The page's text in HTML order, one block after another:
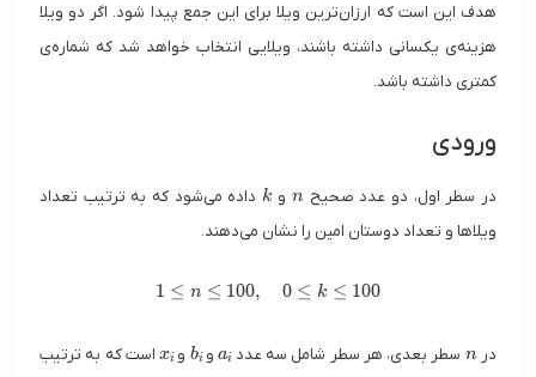
هدف این است که ارزان‌ترین ویلا برای این جمع پیدا شود. اگر دو ویلا
هزینه‌ی یکسانی داشته باشند، ویلایی انتخاب خواهد شد که شماره‌ی
کمتری داشته باشد.
ورودی
در سطر اول، دو عدد صحیح
n
n وk
kداده می‌شود که به ترتیب تعداد
ویلاها و تعداد دوستان امین را نشان می‌دهند.
1 \leq n \leq 100, \quad 0 \leq k \leq 100
1 ≤ n ≤ 100, 0 ≤ k ≤ 100
در
n
n سطر بعدی، هر سطر شامل سه عدد
a_i
ai و
b_i
bi و
x_i
xi
است که به ترتیب